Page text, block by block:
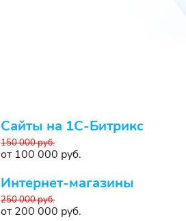
Сайты на 1С-Битрикс
150 000 руб.
от 100 000 руб.
Интернет-магазины
250 000 руб.
от 200 000 руб.